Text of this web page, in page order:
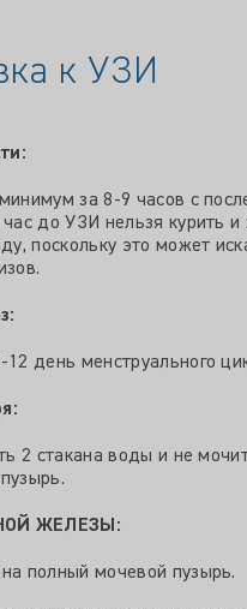
к УЗИ
за 8-9 часов с
до УЗИ нельзя курить и
поскольку это может
день менструального
2 стакана воды и не
ЖЕЛЕЗЫ:
полный мочевой пузырь.